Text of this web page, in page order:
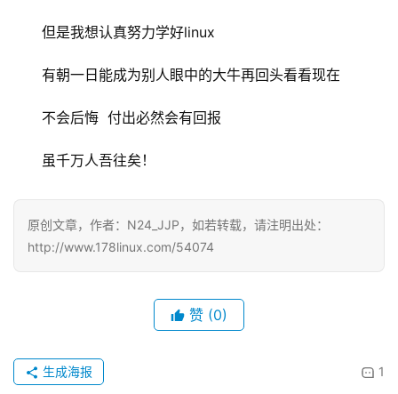
但是我想认真努力学好linux
有朝一日能成为别人眼中的大牛再回头看看现在
不会后悔  付出必然会有回报
虽千万人吾往矣！
原创文章，作者：N24_JJP，如若转载，请注明出处：
http://www.178linux.com/54074
赞 (0)
1
生成海报